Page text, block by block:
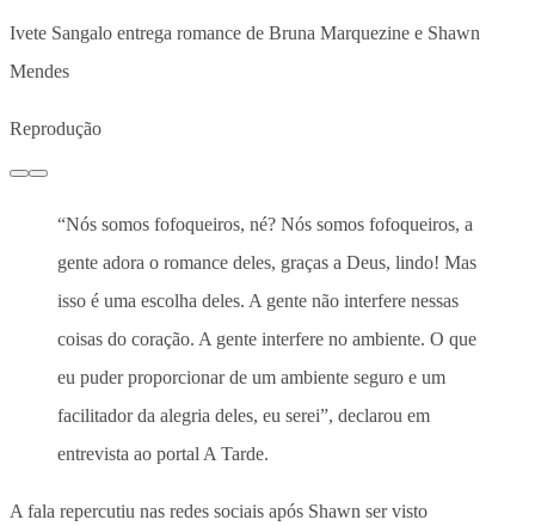
Ivete Sangalo entrega romance de Bruna Marquezine e Shawn
Mendes
Reprodução
“Nós somos fofoqueiros, né? Nós somos fofoqueiros, a
gente adora o romance deles, graças a Deus, lindo! Mas
isso é uma escolha deles. A gente não interfere nessas
coisas do coração. A gente interfere no ambiente. O que
eu puder proporcionar de um ambiente seguro e um
facilitador da alegria deles, eu serei”, declarou em
entrevista ao portal A Tarde.
A fala repercutiu nas redes sociais após Shawn ser visto